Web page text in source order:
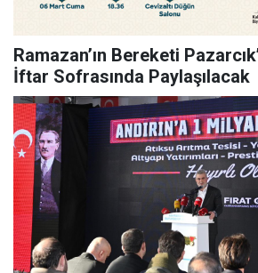
Ramazan’ın Bereketi
İftar Sofrasında Paylaşılacak